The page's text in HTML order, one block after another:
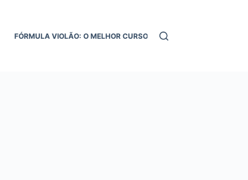
FÓRMULA VIOLÃO: O MELHOR CURSO DE VIOLÃO ONLINE!